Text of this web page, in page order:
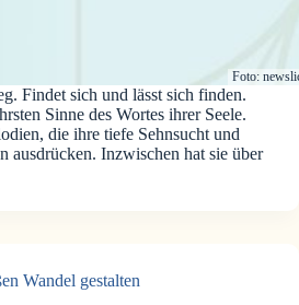
Foto:
Findet sich und lässt sich finden.
Sinne des Wortes ihrer Seele.
die ihre tiefe Sehnsucht und
ausdrücken. Inzwischen hat sie über
Wandel gestalten